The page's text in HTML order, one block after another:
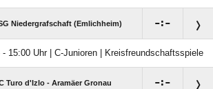
Niedergrafschaft (Emlichheim) :
15:00 Uhr | C-Junioren | Kreisfreundschaftsspiele
Turo d'Izlo - Aramäer Gronau :